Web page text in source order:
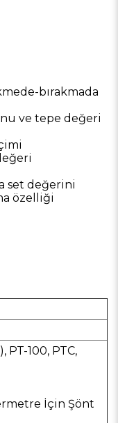
bırakmada
ve tepe değeri
set değerini
özelliği
PT-100, PTC,
İçin Şönt